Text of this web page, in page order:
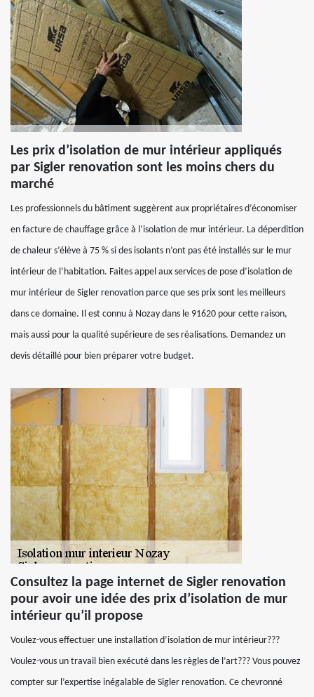
Les prix d’isolation de mur intérieur appliqués
par Sigler renovation sont les moins chers du
marché
Les professionnels du bâtiment suggèrent aux propriétaires d’économiser
en facture de chauffage grâce à l’isolation de mur intérieur. La déperdition
de chaleur s’élève à 75 % si des isolants n’ont pas été installés sur le mur
intérieur de l’habitation. Faites appel aux services de pose d’isolation de
mur intérieur de Sigler renovation parce que ses prix sont les meilleurs
dans ce domaine. Il est connu à Nozay dans le 91620 pour cette raison,
mais aussi pour la qualité supérieure de ses réalisations. Demandez un
devis détaillé pour bien préparer votre budget.
Consultez la page internet de Sigler renovation
pour avoir une idée des prix d’isolation de mur
intérieur qu’il propose
Voulez-vous effectuer une installation d’isolation de mur intérieur???
Voulez-vous un travail bien exécuté dans les règles de l’art??? Vous pouvez
compter sur l’expertise inégalable de Sigler renovation. Ce chevronné